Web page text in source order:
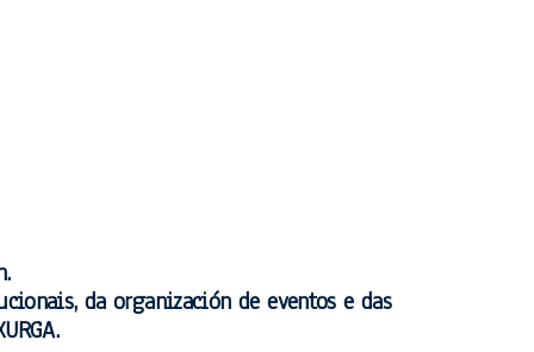
da organización de eventos e das